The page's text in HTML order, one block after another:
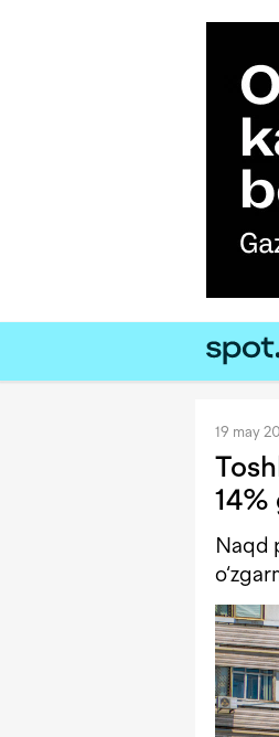
19 may
Naqd